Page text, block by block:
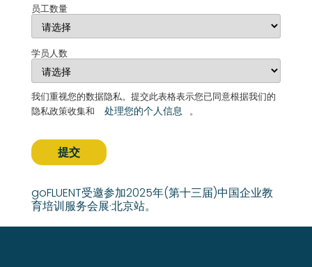
员工数量
学员人数
我们重视您的数据隐私。提交此表格表示您已同意根据我们的
隐私政策收集和
处理您的个人信息 。
提交
goFLUENT受邀参加2025年(第十三届)中国企业教
育培训服务会展·北京站。